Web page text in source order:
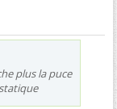
plus la puce